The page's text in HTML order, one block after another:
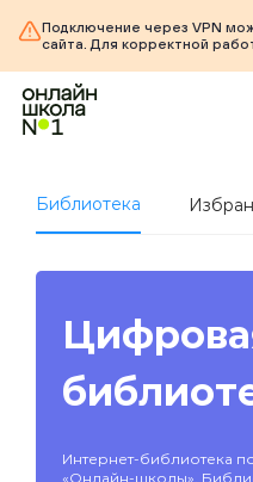
Подключение через VPN
сайта. Для корректной
Библиотека
Интернет-библиотека
«Онлайн-школы».